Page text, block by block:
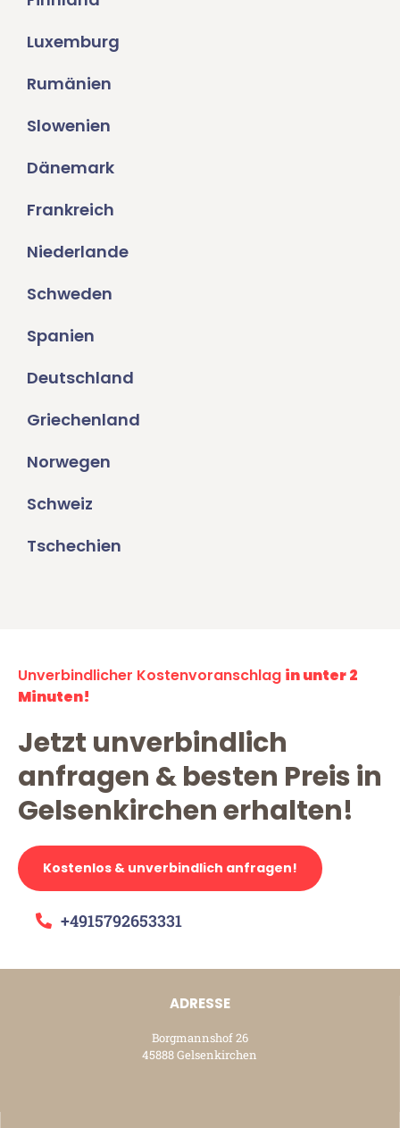
Luxemburg
Rumänien
Slowenien
Dänemark
Frankreich
Niederlande
Schweden
Spanien
Deutschland
Griechenland
Norwegen
Schweiz
Tschechien
Unverbindlicher Kostenvoranschlag in unter 2
Minuten!
Jetzt unverbindlich
anfragen & besten Preis in
Gelsenkirchen erhalten!
Kostenlos & unverbindlich anfragen!
+4915792653331
ADRESSE
Borgmannshof 26
45888 Gelsenkirchen